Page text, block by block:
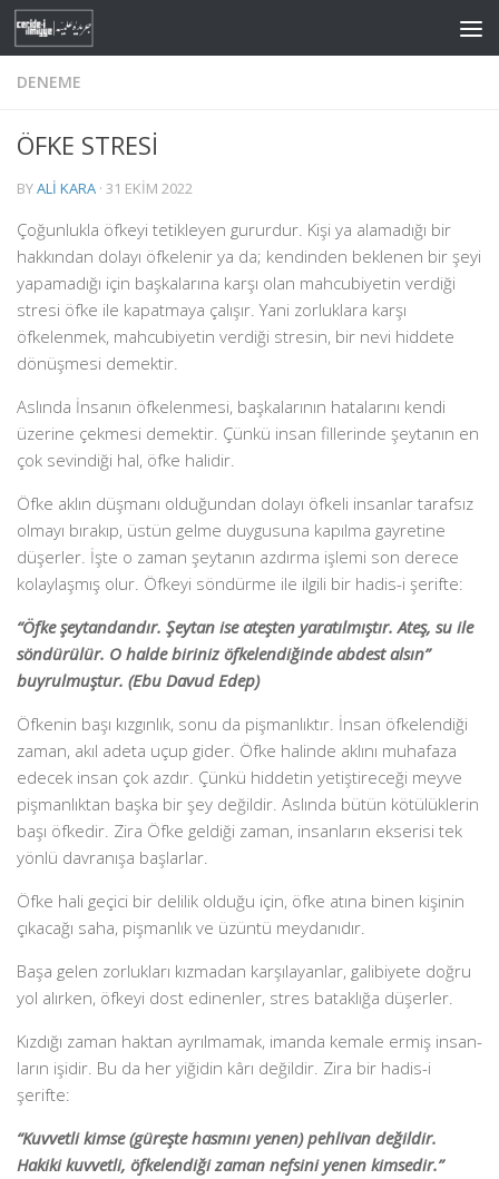
Skip to content
DENEME
ÖFKE STRESİ
BYALI KARA · 31 EKIM 2022
Çoğunlukla öfkeyi tetikleyen gururdur. Kişi ya alamadığı bir
hakkından dolayı öfkelenir ya da; kendinden beklenen bir şeyi
yapamadığı için başkalarına karşı olan mahcubiyetin verdiği
stresi öfke ile kapatmaya çalışır. Yani zorluklara karşı
öfkelenmek, mahcubiyetin verdiği stresin, bir nevi hiddete
dönüşmesi demektir.
Aslında İnsanın öfkelenmesi, başkalarının hatalarını kendi
üzerine çekmesi demektir. Çünkü insan fillerinde şeytanın en
çok sevindiği hal, öfke halidir.
Öfke aklın düşmanı olduğundan dolayı öfkeli insanlar tarafsız
olmayı bırakıp, üstün gelme duygusuna kapılma gayretine
düşerler. İşte o zaman şeytanın azdırma işlemi son derece
kolaylaşmış olur. Öfkeyi söndürme ile ilgili bir hadis-i şerifte:
“Öfke şeytandandır. Şeytan ise ateşten yaratılmıştır. Ateş, su ile
söndürülür. O halde biriniz öfkelendiğinde abdest alsın”
buyrulmuştur. (Ebu Davud Edep)
Öfkenin başı kızgınlık, sonu da pişmanlıktır. İnsan öfkelendiği
zaman, akıl adeta uçup gider. Öfke halinde aklını muhafaza
edecek insan çok azdır. Çünkü hiddetin yetiştireceği meyve
pişmanlıktan başka bir şey değildir. Aslında bütün kötülüklerin
başı öfkedir. Zira Öfke geldiği zaman, insanların ekserisi tek
yönlü davranışa başlarlar.
Öfke hali geçici bir delilik olduğu için, öfke atına binen kişinin
çıkacağı saha, pişmanlık ve üzüntü meydanı­dır.
Başa gelen zorlukları kızmadan karşılayanlar, galibiyete doğru
yol alırken, öfkeyi dost edinenler, stres bataklığa düşerler.
Kızdığı zaman haktan ayrılmamak, imanda kemale ermiş insan­
ların işidir. Bu da her yiğidin kârı değildir. Zira bir hadis-i
şerifte:
“Kuvvetli kimse (güreşte hasmını yenen) pehlivan değildir.
Hakiki kuvvetli, öfkelendiği zaman nefsini yenen kimsedir.”